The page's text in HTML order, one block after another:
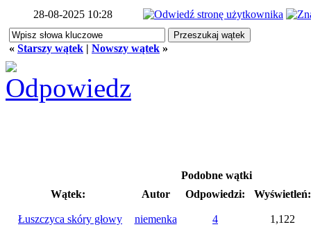
28-08-2025 10:28
« Starszy wątek | Nowszy wątek »
Podobne wątki
Wątek:
Autor Odpowiedzi: Wyświetleń:
Łuszczyca skóry głowy niemenka 4 1,122